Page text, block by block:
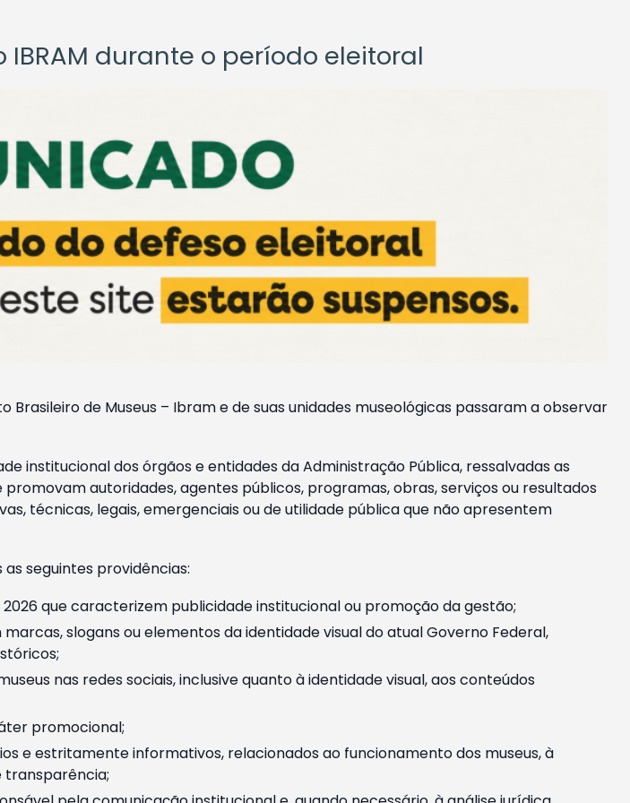
durante o período eleitoral
de Museus – Ibram e de suas unidades museológicas passaram a observar
institucional dos órgãos e entidades da Administração Pública, ressalvadas as
autoridades, agentes públicos, programas, obras, serviços ou resultados
técnicas, legais, emergenciais ou de utilidade pública que não apresentem
seguintes providências:
que caracterizem publicidade institucional ou promoção da gestão;
slogans ou elementos da identidade visual do atual Governo Federal,
nas redes sociais, inclusive quanto à identidade visual, aos conteúdos
promocional;
e estritamente informativos, relacionados ao funcionamento dos museus, à
transparência;